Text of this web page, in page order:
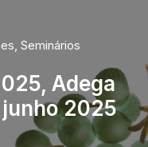
, Seminários
Adega
2025